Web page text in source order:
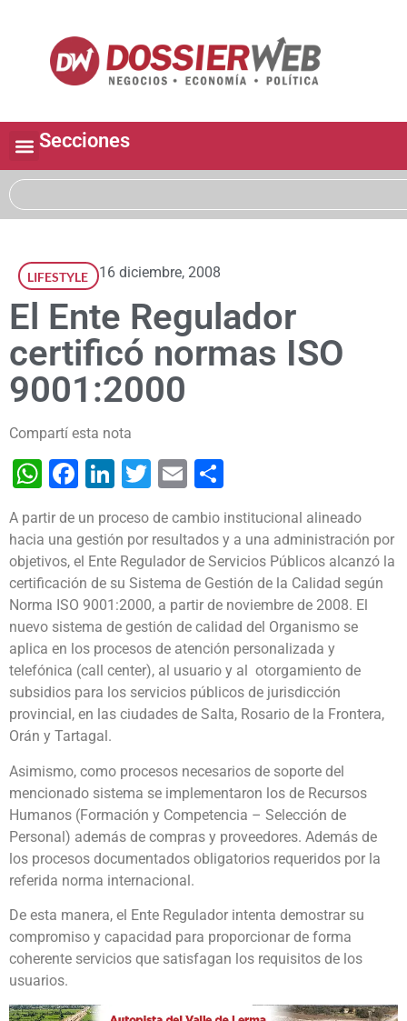
Secciones
LIFESTYLE 16 diciembre, 2008
El Ente Regulador
certificó normas ISO
9001:2000
Compartí esta nota
WhatsApp
Facebook
LinkedIn
Twitter
Email
A partir de un proceso de cambio institucional alineado
hacia una gestión por resultados y a una administración por
objetivos, el Ente Regulador de Servicios Públicos alcanzó la
certificación de su Sistema de Gestión de la Calidad según
Norma ISO 9001:2000, a partir de noviembre de 2008. El
nuevo sistema de gestión de calidad del Organismo se
aplica en los procesos de atención personalizada y
telefónica (call center), al usuario y al otorgamiento de
subsidios para los servicios públicos de jurisdicción
provincial, en las ciudades de Salta, Rosario de la Frontera,
Orán y Tartagal.
Asimismo, como procesos necesarios de soporte del
mencionado sistema se implementaron los de Recursos
Humanos (Formación y Competencia – Selección de
Personal) además de compras y proveedores. Además de
los procesos documentados obligatorios requeridos por la
referida norma internacional.
De esta manera, el Ente Regulador intenta demostrar su
compromiso y capacidad para proporcionar de forma
coherente servicios que satisfagan los requisitos de los
usuarios.